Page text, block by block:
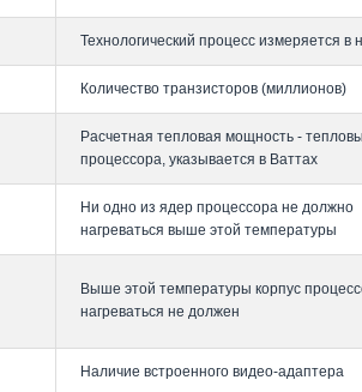
Технологический процесс измеряется в
Количество транзисторов (миллионов)
Расчетная тепловая мощность -
процессора, указывается в Ваттах
Ни одно из ядер процессора не должно
нагреваться выше этой температуры
Выше этой температуры корпус
нагреваться не должен
Наличие встроенного видео-адаптера